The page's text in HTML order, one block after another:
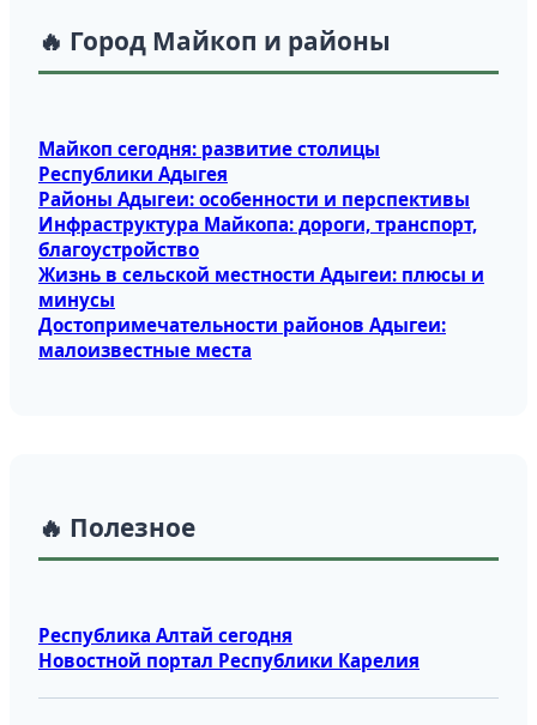
🔥 Город Майкоп и районы
Майкоп сегодня: развитие столицы
Республики Адыгея
Районы Адыгеи: особенности и перспективы
Инфраструктура Майкопа: дороги, транспорт,
благоустройство
Жизнь в сельской местности Адыгеи: плюсы и
минусы
Достопримечательности районов Адыгеи:
малоизвестные места
🔥 Полезное
Республика Алтай сегодня
Новостной портал Республики Карелия